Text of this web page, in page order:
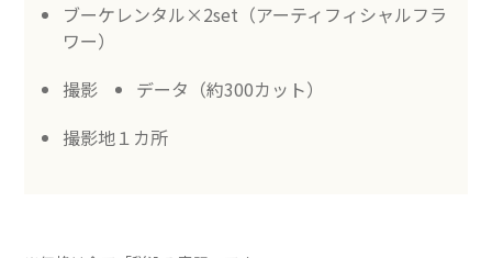
ブーケレンタル×2set（アーティフィシャルフラ
ワー）
撮影
データ（約300カット）
撮影地１カ所